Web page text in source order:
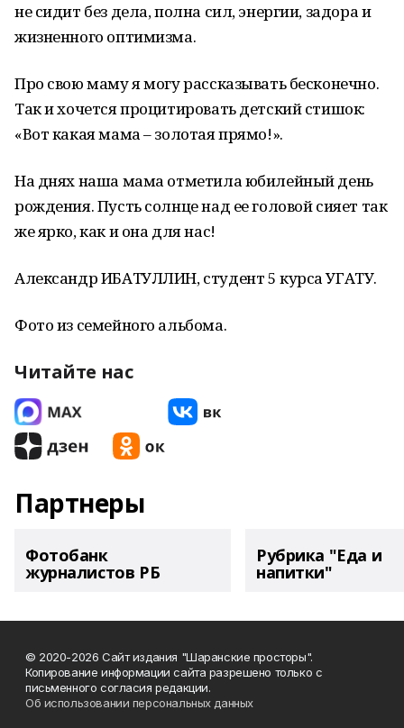
не сидит без дела, полна сил, энергии, задора и
жизненного оптимизма.
Про свою маму я могу рассказывать бесконечно.
Так и хочется процитировать детский стишок:
«Вот какая мама – золотая прямо!».
На днях наша мама отметила юбилейный день
рождения. Пусть солнце над ее головой сияет так
же ярко, как и она для нас!
Александр ИБАТУЛЛИН, студент 5 курса УГАТУ.
Фото из семейного альбома.
Читайте нас
Партнеры
Фотобанк
журналистов РБ
Рубрика "Еда и
напитки"
© 2020-2026 Сайт издания "Шаранские просторы".
Копирование информации сайта разрешено только с
письменного согласия редакции.
Об использовании персональных данных